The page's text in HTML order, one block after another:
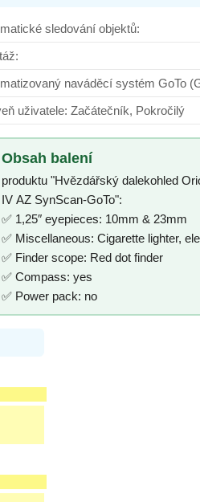
sledování objektů:
naváděcí systém GoTo
Úroveň uživatele: Začátečník, Pokročilý
Obsah balení
produktu "Hvězdářský dalekohled
IV AZ SynScan-GoTo":
✅ 1,25″ eyepieces: 10mm & 23mm
✅ Miscellaneous: Cigarette lighter,
✅ Finder scope: Red dot finder
✅ Compass: yes
✅ Power pack: no